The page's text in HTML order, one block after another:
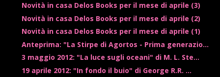
Novità in casa Delos Books per il mese di aprile (3)
Novità in casa Delos Books per il mese di aprile (2)
Novità in casa Delos Books per il mese di aprile (1)
Anteprima: "La Stirpe di Agortos - Prima generazio...
3 maggio 2012: "La luce sugli oceani" di M. L. Ste...
19 aprile 2012: "In fondo il buio" di George R.R. ...